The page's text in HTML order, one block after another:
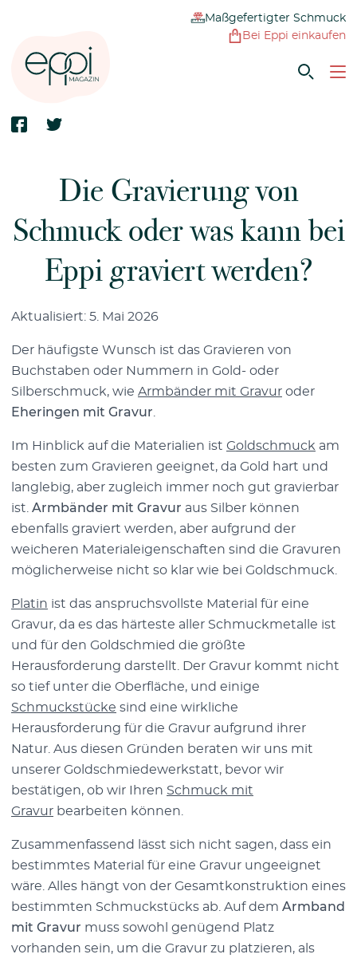
Maßgefertigter Schmuck
Bei Eppi einkaufen
Die Gravierung von
Schmuck oder was kann bei
Eppi graviert werden?
Aktualisiert: 5. Mai 2026
Der häufigste Wunsch ist das Gravieren von
Buchstaben oder Nummern in Gold- oder
Silberschmuck, wie Armbänder mit Gravur oder
Eheringen mit Gravur
Im Hinblick auf die Materialien ist Goldschmuck am
besten zum Gravieren geeignet, da Gold hart und
langlebig, aber zugleich immer noch gut gravierbar
ist. Armbänder mit Gravur aus Silber können
ebenfalls graviert werden, aber aufgrund der
weicheren Materialeigenschaften sind die Gravuren
möglicherweise nicht so klar wie bei Goldschmuck.
Platin ist das anspruchsvollste Material für eine
Gravur, da es das härteste aller Schmuckmetalle ist
und für den Goldschmied die größte
Herausforderung darstellt. Der Gravur kommt nicht
so tief unter die Oberfläche, und einige
Schmuckstücke sind eine wirkliche
Herausforderung für die Gravur aufgrund ihrer
Natur. Aus diesen Gründen beraten wir uns mit
unserer Goldschmiedewerkstatt, bevor wir
bestätigen, ob wir Ihren Schmuck mit
Gravur bearbeiten können.
Zusammenfassend lässt sich nicht sagen, dass ein
bestimmtes Material für eine Gravur ungeeignet
wäre. Alles hängt von der Gesamtkonstruktion eines
bestimmten Schmuckstücks ab. Auf dem Armband
mit Gravur muss sowohl genügend Platz
vorhanden sein, um die Gravur zu platzieren, als